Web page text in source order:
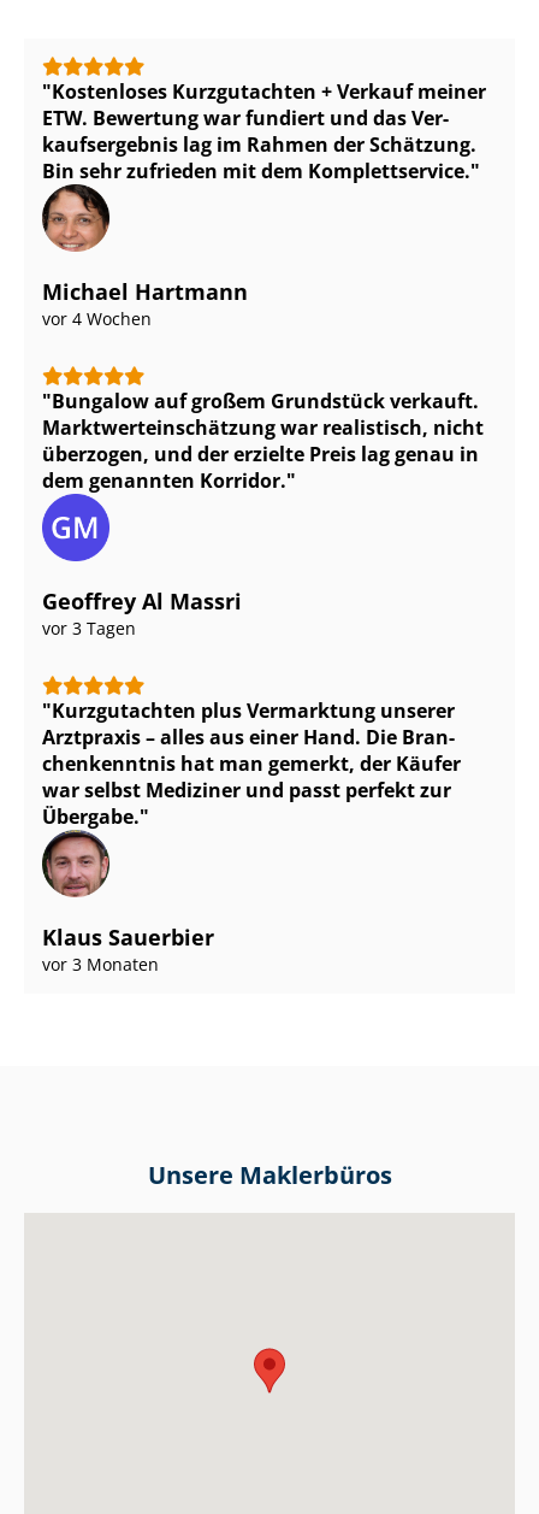
Kostenloses Kurzgutachten + Verkauf meiner
ETW. Bewertung war fundiert und das Ver­
kaufs­er­geb­nis lag im Rahmen der Schätzung.
Bin sehr zufrieden mit dem Komplettservice.
Michael Hartmann
vor 4 Wochen
Bungalow auf großem Grundstück verkauft.
Markt­wert­ein­schät­zung war realistisch, nicht
überzogen, und der erzielte Preis lag genau in
dem genannten Korridor.
Geoffrey Al Massri
vor 3 Tagen
Kurzgutachten plus Vermarktung unserer
Arztpraxis – alles aus einer Hand. Die Bran­
chen­kennt­nis hat man gemerkt, der Käufer
war selbst Mediziner und passt perfekt zur
Übergabe.
Klaus Sauerbier
vor 3 Monaten
Unsere Maklerbüros